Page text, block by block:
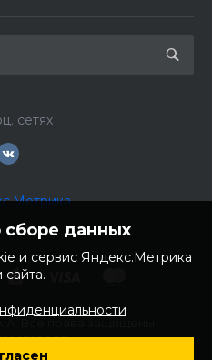
сетях
данных
и сервис Яндекс.Метрика